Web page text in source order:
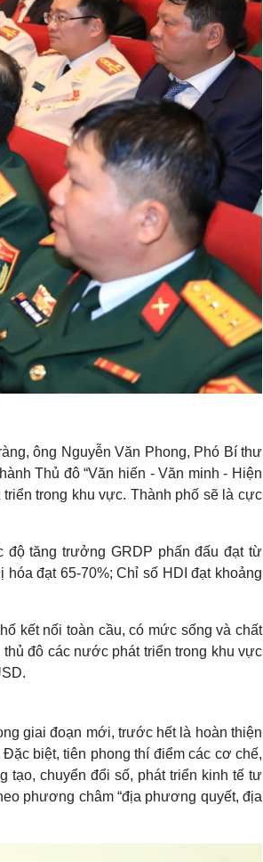
ông Nguyễn Văn Phong, Phó Bí thư
Thủ đô “Văn hiến - Văn minh - Hiện
trong khu vực. Thành phố sẽ là cực
độ tăng trưởng GRDP phấn đấu đạt từ
đạt 65-70%; Chỉ số HDI đạt khoảng
kết nối toàn cầu, có mức sống và chất
đô các nước phát triển trong khu vực
giai đoạn mới, trước hết là hoàn thiện
biệt, tiên phong thí điểm các cơ chế,
tạo, chuyển đổi số, phát triển kinh tế tư
phương châm “địa phương quyết, địa